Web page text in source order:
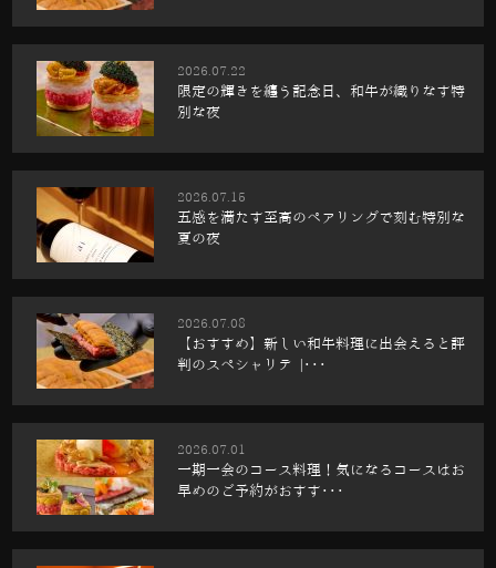
2026.07.22
限定の輝きを纏う記念日、和牛が織りなす特
別な夜
2026.07.15
五感を満たす至高のペアリングで刻む特別な
夏の夜
2026.07.08
【おすすめ】新しい和牛料理に出会えると評
判のスペシャリテ |･･･
2026.07.01
一期一会のコース料理！気になるコースはお
早めのご予約がおすす･･･